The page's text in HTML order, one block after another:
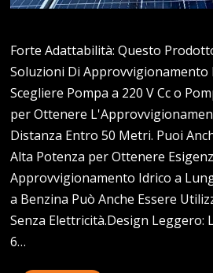
Forte Adattabilità: Questo
Soluzioni Di Approvvigionamento
Scegliere Pompa a 220 V Cc o
per Ottenere
Distanza Entro 50 Metri. Puoi
Alta Potenza per Ottenere
Approvvigionamento Idrico a
a Benzina Può Anche Essere
Senza Elettricità.Design Leggero:
6…